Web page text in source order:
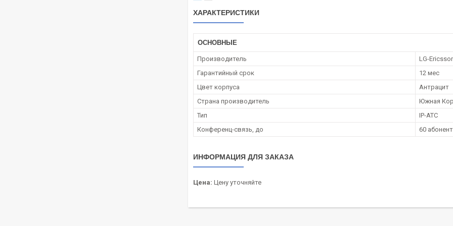
ХАРАКТЕРИСТИКИ
ОСНОВНЫЕ
Производитель
LG-
Гарантийный срок
12 мес
Цвет корпуса
Антрацит
Страна производитель
Южная
Тип
IP-АТС
Конференц-связь, до
60
ИНФОРМАЦИЯ ДЛЯ ЗАКАЗА
Цена: Цену уточняйте